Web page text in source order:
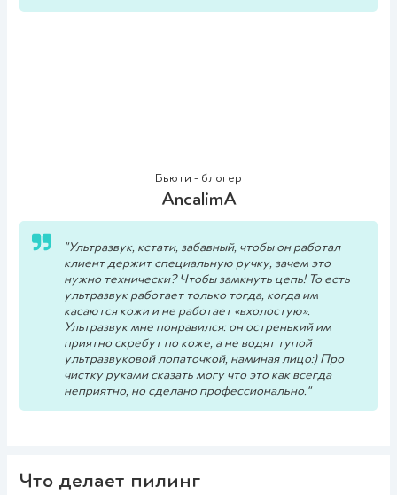
Бьюти - блогер
AncalimA
"Ультразвук, кстати, забавный, чтобы он работал
клиент держит специальную ручку, зачем это
нужно технически? Чтобы замкнуть цепь! То есть
ультразвук работает только тогда, когда им
касаются кожи и не работает «вхолостую».
Ультразвук мне понравился: он остренький им
приятно скребут по коже, а не водят тупой
ультразвуковой лопаточкой, наминая лицо:) Про
чистку руками сказать могу что это как всегда
неприятно, но сделано профессионально."
Что делает пилинг